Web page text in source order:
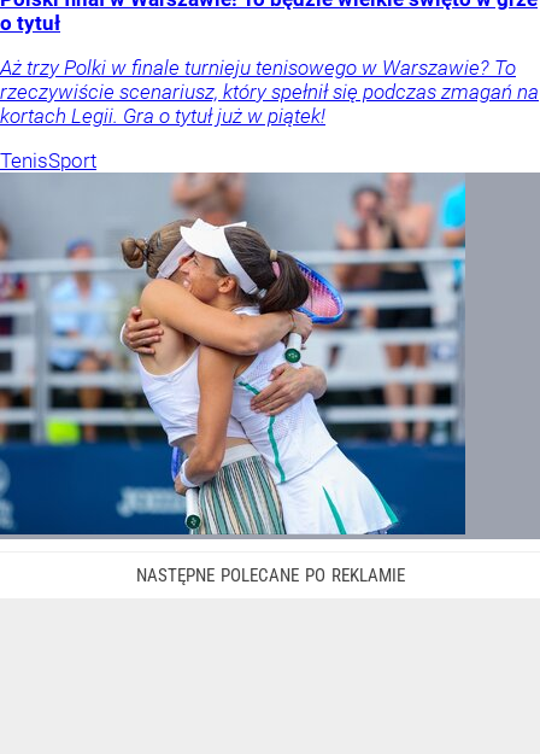
o tytuł
Aż trzy Polki w finale turnieju tenisowego w Warszawie? To
rzeczywiście scenariusz, który spełnił się podczas zmagań na
kortach Legii. Gra o tytuł już w piątek!
TenisSport